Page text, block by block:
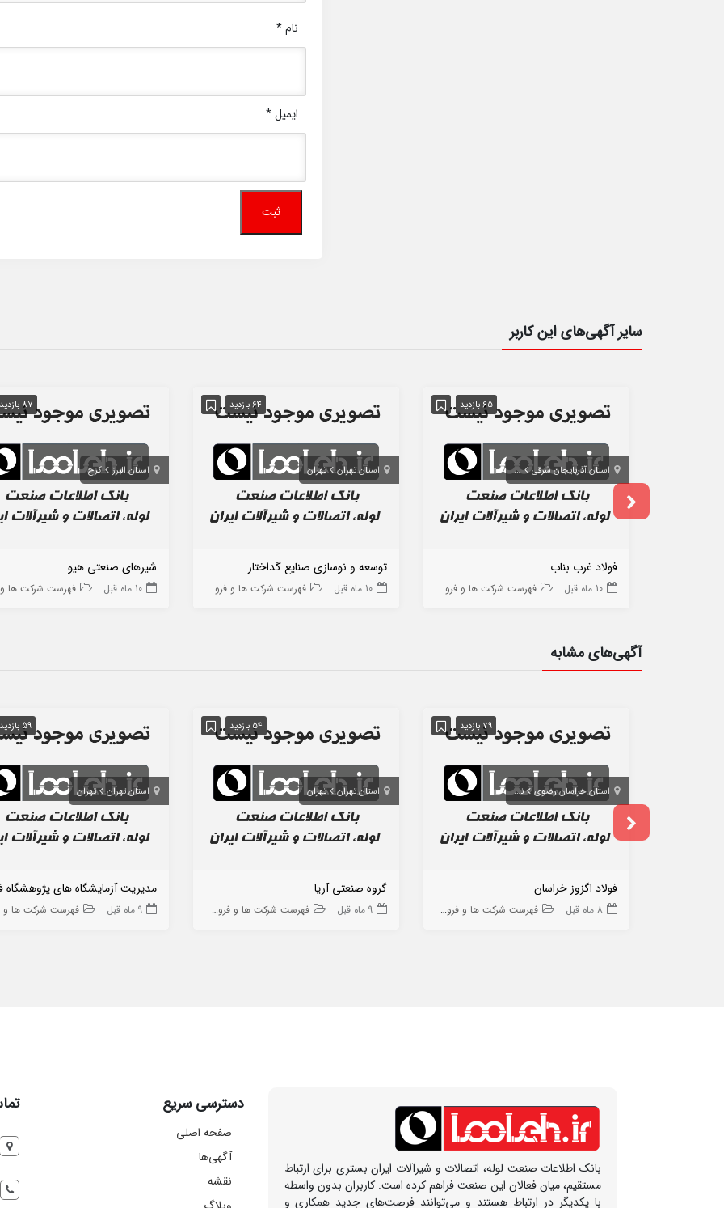
نام*
ایمیل*
سایر آگهی‌های این کاربر
65 بازدید
استان آذربایجان شرقی بناب
فولاد غرب بناب
10 ماه قبل فهرست شرکت ها و فروشگاه ها
64 بازدید
استان تهران تهران
توسعه و نوسازی صنایع گداختار
10 ماه قبل فهرست شرکت ها و فروشگاه ها
87 بازدید
استان البرز کرج
شیرهای صنعتی هیو
10 ماه قبل فهرست شرکت ها و
آگهی‌های مشابه
79 بازدید
استان خراسان رضوی نیشابور
فولاد اگزوز خراسان
8 ماه قبل فهرست شرکت ها و فروشگاه ها
54 بازدید
استان تهران تهران
گروه صنعتی آریا
9 ماه قبل فهرست شرکت ها و فروشگاه ها
59 بازدید
استان تهران تهران
9 ماه قبل فهرست شرکت ها و
بانک اطلاعات صنعت لوله، اتصالات و شیرآلات ایران بستری برای ارتباط
مستقیم، میان فعالان این صنعت فراهم کرده است. کاربران بدون واسطه
با یکدیگر در ارتباط هستند و می‌توانند فرصت‌های جدید همکاری و
دسترسی سریع
صفحه اصلی
آگهی‌ها
نقشه